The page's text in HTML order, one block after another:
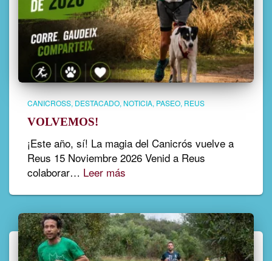
CANICROSS DESTACADO NOTICIA PASEO REUS
VOLVEMOS!
¡Este año, sí! La magia del Canicrós vuelve a
Reus 15 Noviembre 2026 Venid a Reus
colaborar… Leer más